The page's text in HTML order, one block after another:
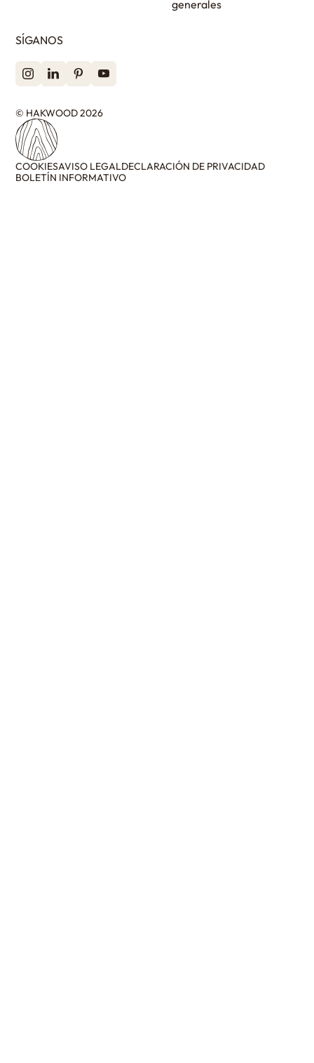
generales
SÍGANOS
© HAKWOOD 2026
COOKIESAVISO LEGALDECLARACIÓN DE PRIVACIDAD
BOLETÍN INFORMATIVO